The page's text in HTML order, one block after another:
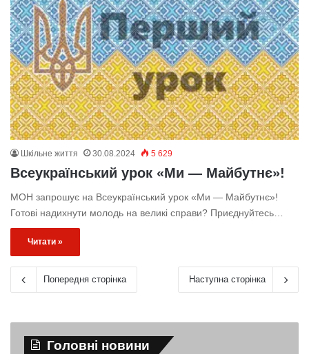
Шкільне життя 30.08.2024 5 629
Всеукраїнський урок «Ми — Майбутнє»!
МОН запрошує на Всеукраїнський урок «Ми — Майбутнє»!
Готові надихнути молодь на великі справи? Приєднуйтесь…
Читати »
Попередня сторінка Наступна сторінка
Головні новини